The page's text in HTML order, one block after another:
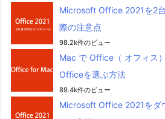
Microsoft Office 2021を2
際の注意点
98.2k件のビュー
Mac で Office（ オフィス
Officeを選ぶ方法
89.4k件のビュー
Microsoft Office 2021をダ